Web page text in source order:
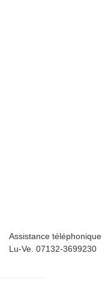
Assistance téléphonique
Lu-Ve. 07132-3699230